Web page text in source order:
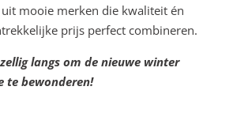
uit mooie merken die kwaliteit én
prijs perfect combineren.
langs om de nieuwe winter
te bewonderen!